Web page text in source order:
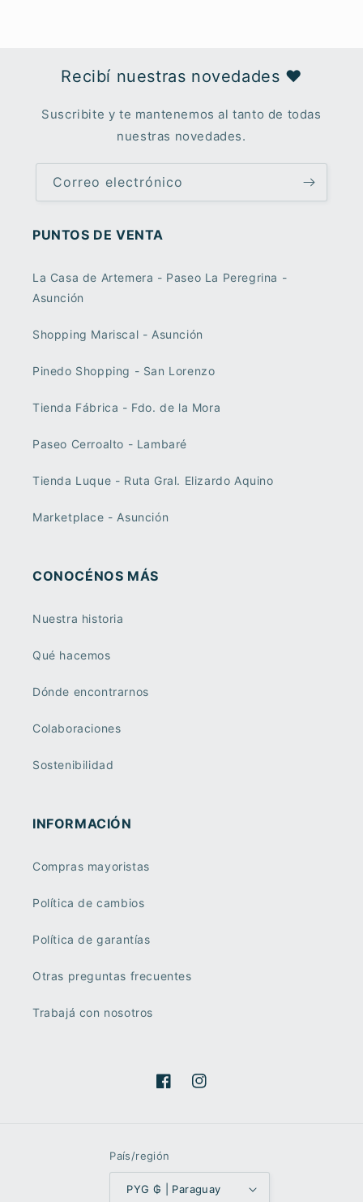
Recibí nuestras novedades ♥︎
Suscribite y te mantenemos al tanto de todas
nuestras novedades.
Correo electrónico
PUNTOS DE VENTA
La Casa de Artemera - Paseo La Peregrina -
Asunción
Shopping Mariscal - Asunción
Pinedo Shopping - San Lorenzo
Tienda Fábrica - Fdo. de la Mora
Paseo Cerroalto - Lambaré
Tienda Luque - Ruta Gral. Elizardo Aquino
Marketplace - Asunción
CONOCÉNOS MÁS
Nuestra historia
Qué hacemos
Dónde encontrarnos
Colaboraciones
Sostenibilidad
INFORMACIÓN
Compras mayoristas
Política de cambios
Política de garantías
Otras preguntas frecuentes
Trabajá con nosotros
FacebookInstagram
País/región
PYG ₲ | Paraguay